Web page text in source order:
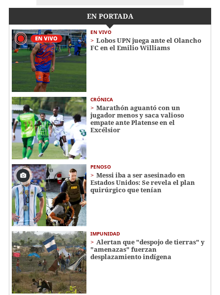
EN PORTADA
EN VIVO
Lobos UPN juega ante el Olancho
FC en el Emilio Williams
CRÓNICA
Marathón aguantó con un
jugador menos y saca valioso
empate ante Platense en el
Excélsior
PENOSO
Messi iba a ser asesinado en
Estados Unidos: Se revela el plan
quirúrgico que tenían
IMPUNIDAD
Alertan que "despojo de tierras" y
"amenazas" fuerzan
desplazamiento indígena